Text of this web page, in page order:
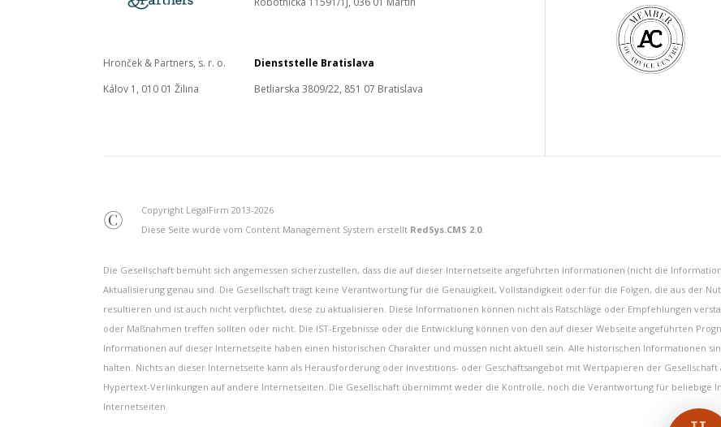
Hronček & Partners, s. r. o.
Kálov 1, 010 01 Žilina
Dienststelle Bratislava
Betliarska 3809/22, 851 07 Bratislava
©
Copyright LegalFirm 2013-2026
Diese Seite wurde vom Content Management System erstellt RedSys.CMS 2.0.
Die Gesellschaft bemüht sich angemessen sicherzustellen, dass die auf dieser Internetseite angeführten Informationen (nicht die
Aktualisierung genau sind. Die Gesellschaft trägt keine Verantwortung für die Genauigkeit, Vollständigkeit oder für die Folgen, die aus der
resultieren und ist auch nicht verpflichtet, diese zu aktualisieren. Diese Informationen können nicht als Ratschläge oder Empfehlungen
oder Maßnahmen treffen sollten oder nicht. Die IST-Ergebnisse oder die Entwicklung können von den auf dieser Webseite angeführten
Informationen auf dieser Internetseite haben einen historischen Charakter und müssen nicht aktuell sein. Alle historischen Informationen
halten. Nichts an dieser Internetseite kann als Herausforderung oder Investitions- oder Geschäftsangebot mit Wertpapieren der
Hypertext-Verlinkungen auf andere Internetseiten. Die Gesellschaft übernimmt weder die Kontrolle, noch die Verantwortung für beliebige
Internetseiten.